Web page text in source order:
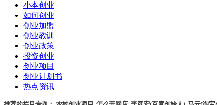
小本创业
如何创业
创业加盟
创业教训
创业政策
投资创业
创业项目
创业计划书
热点资讯